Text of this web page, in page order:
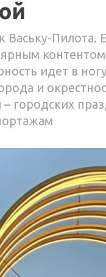
Ваську-Пилота.
идет в
и
городских